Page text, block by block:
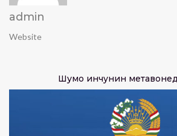
admin
Website
Шумо инчунин метавонед